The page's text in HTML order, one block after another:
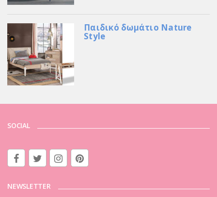
Παιδικό δωμάτιο Nature
Style
SOCIAL
NEWSLETTER